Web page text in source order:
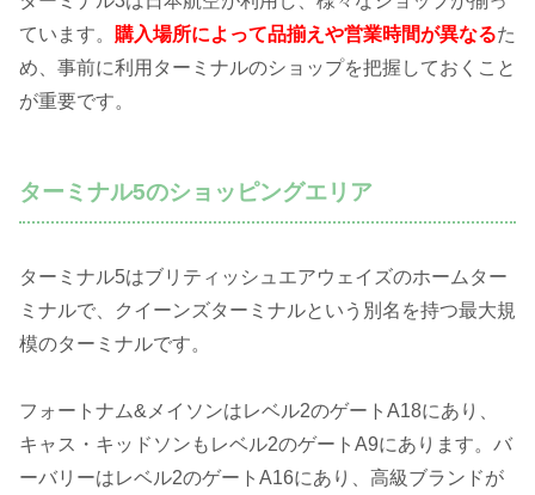
ています。 購入場所によって品揃えや営業時間が異なるた
め、事前に利用ターミナルのショップを把握しておくこと
が重要です。
ターミナル5のショッピングエリア
ターミナル5はブリティッシュエアウェイズのホームター
ミナルで、クイーンズターミナルという別名を持つ最大規
模のターミナルです。
フォートナム&メイソンはレベル2のゲートA18にあり、
キャス・キッドソンもレベル2のゲートA9にあります。バ
ーバリーはレベル2のゲートA16にあり、高級ブランドが